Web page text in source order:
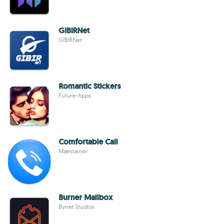
GIBIRNet
GIBIRNet
Romantic Stickers
Future-Apps
Comfortable Call
Maestainer
Burner Mailbox
Bynet Studios